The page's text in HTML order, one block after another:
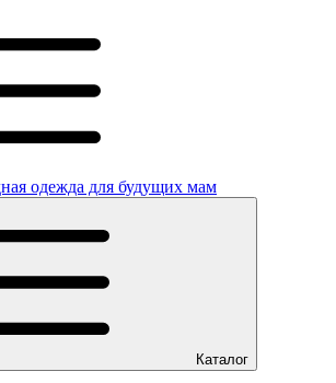
одежда для будущих мам
Каталог